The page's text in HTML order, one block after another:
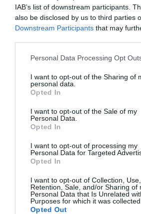
IAB’s list of downstream participants.
also be disclosed by us to third parties
Downstream Participants that may
Please note that this website/app uses
not limited to your visit or usage
grant or deny consent to Google and
use your data for below specified
consent section.
Personal Data Processing Opt
I want to opt-out of the Sharing of
personal data.
Opted In
I want to opt-out of the Sale of my
Personal Data.
Opted In
I want to opt-out of processing my
Personal Data for Targeted
Opted In
I want to opt-out of Collection, Use,
Retention, Sale, and/or Sharing of
Personal Data that Is Unrelated
Purposes for which it was collected.
Opted Out
podignite jednu petu s podapolako
tako da stojite na prstimapolako vratite
obmotajte gumicu oko komada nekog
smjerovima – 10 puta prema unutra i 10
vani.ponavljajte 10-15 minuta na svakoj
Pomijeranje nožnih prstiju
Ponovite ovo 30 puta.na pod stavite mali
ihpokušajte podići peškir i prebaciti ga u